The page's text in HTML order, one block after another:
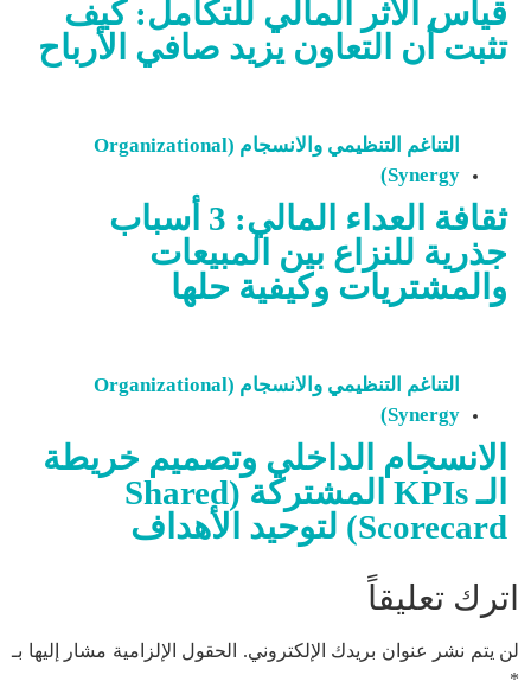
قياس الأثر المالي للتكامل: كيف
تثبت أن التعاون يزيد صافي الأرباح
التناغم التنظيمي والانسجام (Organizational
Synergy)
ثقافة العداء المالي: 3 أسباب
جذرية للنزاع بين المبيعات
والمشتريات وكيفية حلها
التناغم التنظيمي والانسجام (Organizational
Synergy)
الانسجام الداخلي وتصميم خريطة
الـ KPIs المشتركة (Shared
Scorecard) لتوحيد الأهداف
اترك تعليقاً
لن يتم نشر عنوان بريدك الإلكتروني.
الحقول الإلزامية مشار إليها بـ
*